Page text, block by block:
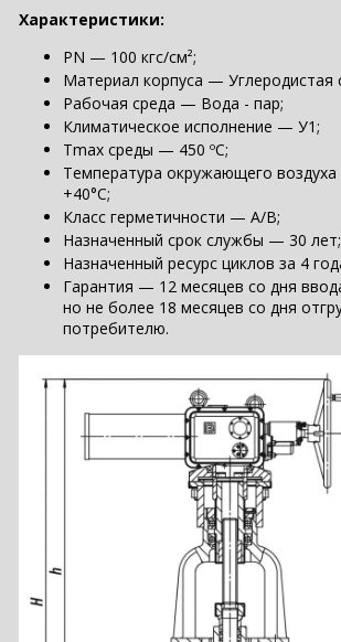
Характеристики:
PN — 100 кгс/см²;
Материал корпуса — Углеродистая
Рабочая среда — Вода - пар;
Климатическое исполнение — У1;
Tmax среды — 450 ºC;
Температура окружающего
+40°С;
Класс герметичности — A/В;
Назначенный срок службы — 30 лет;
Назначенный ресурс циклов за 4
Гарантия — 12 месяцев со дня
но не более 18 месяцев со дня
потребителю.